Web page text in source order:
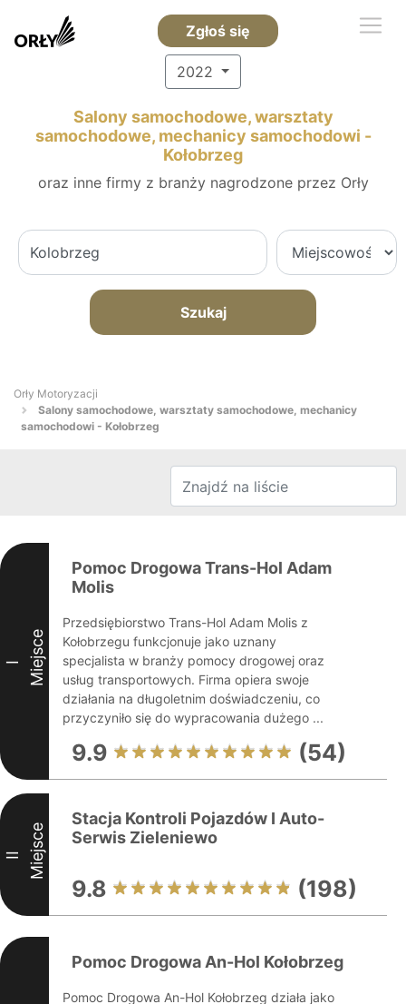
Zgłoś się
2022
Salony samochodowe, warsztaty
samochodowe, mechanicy samochodowi -
Kołobrzeg
oraz inne firmy z branży nagrodzone przez Orły
Szukaj
Orły Motoryzacji
Salony samochodowe, warsztaty samochodowe, mechanicy
samochodowi - Kołobrzeg
I Miejsce
Pomoc Drogowa Trans-Hol Adam
Molis
Przedsiębiorstwo Trans-Hol Adam Molis z
Kołobrzegu funkcjonuje jako uznany
specjalista w branży pomocy drogowej oraz
usług transportowych. Firma opiera swoje
działania na długoletnim doświadczeniu, co
przyczyniło się do wypracowania dużego ...
9.9 (54)
II Miejsce
Stacja Kontroli Pojazdów I Auto-
Serwis Zieleniewo
9.8 (198)
Pomoc Drogowa An-Hol Kołobrzeg
Pomoc Drogowa An-Hol Kołobrzeg działa jako